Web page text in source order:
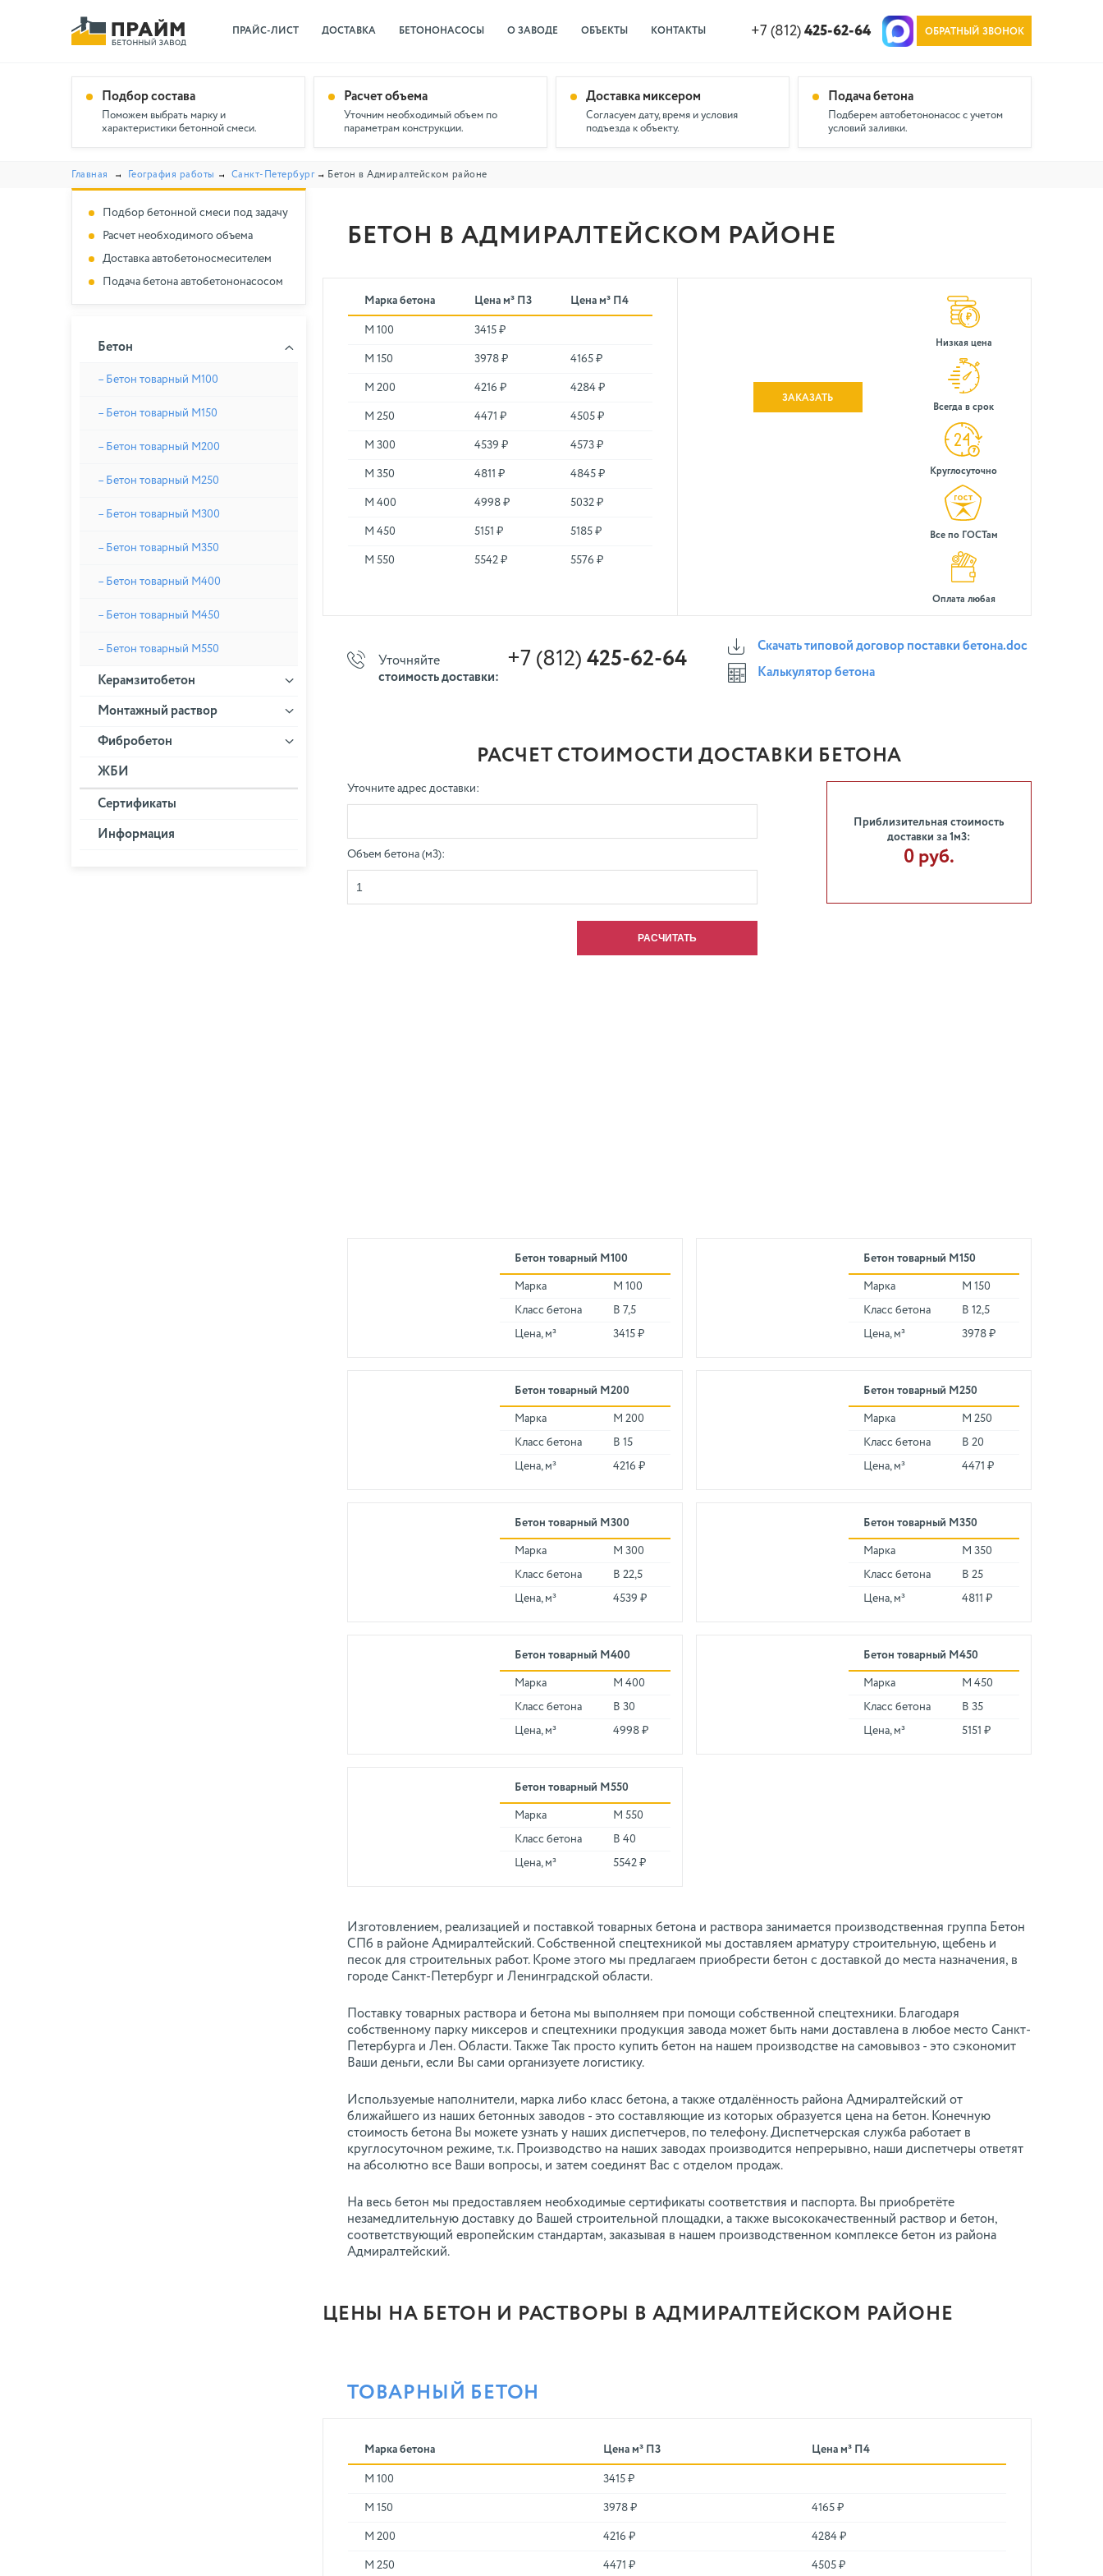
ПРАЙС-ЛИСТ ДОСТАВКА БЕТОНОНАСОСЫ О ЗАВОДЕ ОБЪЕКТЫ КОНТАКТЫ +7 (812) 425-62-64 ОБРАТНЫЙ ЗВОНОК
Подбор состава
Поможем выбрать марку и
характеристики бетонной смеси.
Расчет объема
Уточним необходимый объем по
параметрам конструкции.
Доставка миксером
Согласуем дату, время и условия
подъезда к объекту.
Подача бетона
Подберем автобетононасос с учетом
условий заливки.
Главная География работы Санкт-Петербург Бетон в Адмиралтейском районе
Подбор бетонной смеси под задачу
Расчет необходимого объема
Доставка автобетоносмесителем
Подача бетона автобетононасосом
Бетон
– Бетон товарный М100
– Бетон товарный М150
– Бетон товарный М200
– Бетон товарный М250
– Бетон товарный М300
– Бетон товарный М350
– Бетон товарный М400
– Бетон товарный М450
– Бетон товарный М550
Керамзитобетон
Монтажный раствор
Фибробетон
ЖБИ
Сертификаты
Информация
БЕТОН В АДМИРАЛТЕЙСКОМ РАЙОНЕ
Марка бетона Цена м³ П3 Цена м³ П4
М 100 3415 ₽
М 150 3978 ₽ 4165 ₽
М 200 4216 ₽ 4284 ₽
М 250 4471 ₽ 4505 ₽
М 300 4539 ₽ 4573 ₽
М 350 4811 ₽ 4845 ₽
М 400 4998 ₽ 5032 ₽
М 450 5151 ₽ 5185 ₽
М 550 5542 ₽ 5576 ₽
ЗАКАЗАТЬ
Низкая цена
Всегда в срок
Круглосуточно
Все по ГОСТам
Оплата любая
Уточняйте
стоимость доставки:
+7 (812) 425-62-64
Скачать типовой договор поставки бетона.doc
Калькулятор бетона
РАСЧЕТ СТОИМОСТИ ДОСТАВКИ БЕТОНА
Уточните адрес доставки:
Объем бетона (м3):
Приблизительная стоимость
доставки за 1м3:
0 руб.
Бетон товарный М100
Марка М 100
Класс бетона В 7,5
Цена, м³ 3415 ₽
Бетон товарный М150
Марка М 150
Класс бетона В 12,5
Цена, м³ 3978 ₽
Бетон товарный М200
Марка М 200
Класс бетона В 15
Цена, м³ 4216 ₽
Бетон товарный М250
Марка М 250
Класс бетона В 20
Цена, м³ 4471 ₽
Бетон товарный М300
Марка М 300
Класс бетона В 22,5
Цена, м³ 4539 ₽
Бетон товарный М350
Марка М 350
Класс бетона В 25
Цена, м³ 4811 ₽
Бетон товарный М400
Марка М 400
Класс бетона В 30
Цена, м³ 4998 ₽
Бетон товарный М450
Марка М 450
Класс бетона В 35
Цена, м³ 5151 ₽
Бетон товарный М550
Марка М 550
Класс бетона В 40
Цена, м³ 5542 ₽
Изготовлением, реализацией и поставкой товарных бетона и раствора занимается производственная группа Бетон
СПб в районе Адмиралтейский. Собственной спецтехникой мы доставляем арматуру строительную, щебень и
песок для строительных работ. Кроме этого мы предлагаем приобрести бетон с доставкой до места назначения, в
городе Санкт-Петербург и Ленинградской области.
Поставку товарных раствора и бетона мы выполняем при помощи собственной спецтехники. Благодаря
собственному парку миксеров и спецтехники продукция завода может быть нами доставлена в любое место Санкт-
Петербурга и Лен. Области. Также Так просто купить бетон на нашем производстве на самовывоз - это сэкономит
Ваши деньги, если Вы сами организуете логистику.
Используемые наполнители, марка либо класс бетона, а также отдалённость района Адмиралтейский от
ближайшего из наших бетонных заводов - это составляющие из которых образуется цена на бетон. Конечную
стоимость бетона Вы можете узнать у наших диспетчеров, по телефону. Диспетчерская служба работает в
круглосуточном режиме, т.к. Производство на наших заводах производится непрерывно, наши диспетчеры ответят
на абсолютно все Ваши вопросы, и затем соединят Вас с отделом продаж.
На весь бетон мы предоставляем необходимые сертификаты соответствия и паспорта. Вы приобретёте
незамедлительную доставку до Вашей строительной площадки, а также высококачественный раствор и бетон,
соответствующий европейским стандартам, заказывая в нашем производственном комплексе бетон из района
Адмиралтейский.
ЦЕНЫ НА БЕТОН И РАСТВОРЫ В АДМИРАЛТЕЙСКОМ РАЙОНЕ
ТОВАРНЫЙ БЕТОН
Марка бетона Цена м³ П3 Цена м³ П4
М 100 3415 ₽
М 150 3978 ₽ 4165 ₽
М 200 4216 ₽ 4284 ₽
М 250 4471 ₽ 4505 ₽